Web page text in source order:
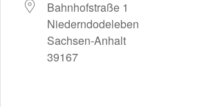
Bahnhofstraße 1
Niederndodeleben
Sachsen-Anhalt
39167